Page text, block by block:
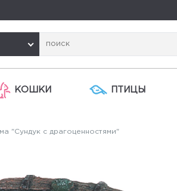
КОШКИ ПТИЦЫ
"Сундук с драгоценностями"